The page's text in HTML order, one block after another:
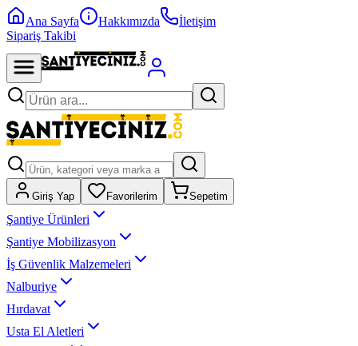
Ana Sayfa Hakkımızda
İletişim
Sipariş Takibi
Giriş Yap Favorilerim Sepetim
Şantiye Ürünleri
Şantiye Mobilizasyon
İş Güvenlik Malzemeleri
Nalburiye
Hırdavat
Usta El Aletleri